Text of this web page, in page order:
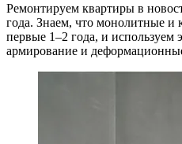
Ремонтируем квартиры в
года. Знаем, что монолитные и
первые 1–2 года, и используем
армирование и